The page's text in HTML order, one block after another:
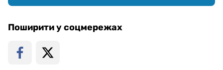
Поширити у соцмережах